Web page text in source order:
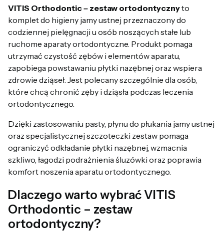
VITIS Orthodontic – zestaw ortodontycznyto
komplet do higieny jamy ustnej przeznaczony do
codziennej pielęgnacji u osób noszących stałe lub
ruchome aparaty ortodontyczne. Produkt pomaga
utrzymać czystość zębów i elementów aparatu,
zapobiega powstawaniu płytki nazębnej oraz wspiera
zdrowie dziąseł. Jest polecany szczególnie dla osób,
które chcą chronić zęby i dziąsła podczas leczenia
ortodontycznego.
Dzięki zastosowaniu pasty, płynu do płukania jamy ustnej
oraz specjalistycznej szczoteczki zestaw pomaga
ograniczyć odkładanie płytki nazębnej, wzmacnia
szkliwo, łagodzi podrażnienia śluzówki oraz poprawia
komfort noszenia aparatu ortodontycznego.
Dlaczego warto wybrać VITIS
Orthodontic – zestaw
ortodontyczny?